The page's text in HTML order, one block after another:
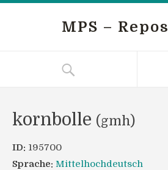
MPS –
kornbolle (gmh)
ID: 195700
Sprache: Mittelhochdeutsch